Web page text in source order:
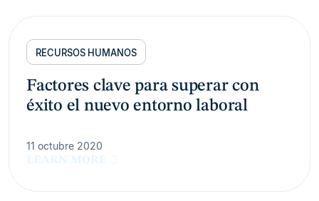
RECURSOS HUMANOS
Factores clave para superar con
éxito el nuevo entorno laboral
11 octubre 2020
LEARN MORE